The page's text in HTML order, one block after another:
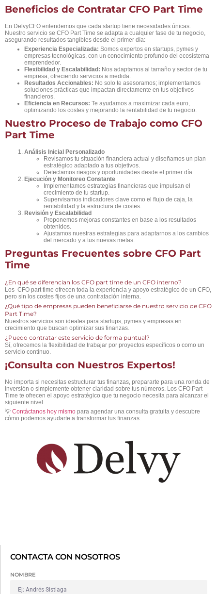
Beneficios de Contratar CFO Part Time
En DelvyCFO entendemos que cada startup tiene necesidades únicas.
Nuestro servicio se CFO Part Time se adapta a cualquier fase de tu negocio,
asegurando resultados tangibles desde el primer día:
Experiencia Especializada: Somos expertos en startups, pymes y
empresas tecnológicas, con un conocimiento profundo del ecosistema
emprendedor.
Flexibilidad y Escalabilidad: Nos adaptamos al tamaño y sector de tu
empresa, ofreciendo servicios a medida.
Resultados Accionables: No solo te asesoramos; implementamos
soluciones prácticas que impactan directamente en tus objetivos
financieros.
Eficiencia en Recursos: Te ayudamos a maximizar cada euro,
optimizando los costes y mejorando la rentabilidad de tu negocio.
Nuestro Proceso de Trabajo como CFO
Part Time
Análisis Inicial Personalizado
Revisamos tu situación financiera actual y diseñamos un plan
estratégico adaptado a tus objetivos.
Detectamos riesgos y oportunidades desde el primer día.
Ejecución y Monitoreo Constante
Implementamos estrategias financieras que impulsan el
crecimiento de tu startup.
Supervisamos indicadores clave como el flujo de caja, la
rentabilidad y la estructura de costes.
Revisión y Escalabilidad
Proponemos mejoras constantes en base a los resultados
obtenidos.
Ajustamos nuestras estrategias para adaptarnos a los cambios
del mercado y a tus nuevas metas.
Preguntas Frecuentes sobre CFO Part
Time
¿En qué se diferencian los CFO part time de un CFO interno?
Los CFO part time ofrecen toda la experiencia y apoyo estratégico de un CFO,
pero sin los costes fijos de una contratación interna.
¿Qué tipo de empresas pueden beneficiarse de nuestro servicio de CFO
Part Time?
Nuestros servicios son ideales para startups, pymes y empresas en
crecimiento que buscan optimizar sus finanzas.
¿Puedo contratar este servicio de forma puntual?
Sí, ofrecemos la flexibilidad de trabajar por proyectos específicos o como un
servicio continuo.
¡Consulta con Nuestros Expertos!
No importa si necesitas estructurar tus finanzas, prepararte para una ronda de
inversión o simplemente obtener claridad sobre tus números. Los CFO Part
Time te ofrecen el apoyo estratégico que tu negocio necesita para alcanzar el
siguiente nivel.
💡 Contáctanos hoy mismo para agendar una consulta gratuita y descubre
cómo podemos ayudarte a transformar tus finanzas.
CONTACTA CON NOSOTROS
NOMBRE